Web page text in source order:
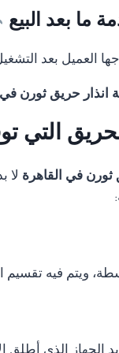
العميل بعد
انذار حريق ثورن
التي
ثورن في القاهرة لا
ويتم فيه